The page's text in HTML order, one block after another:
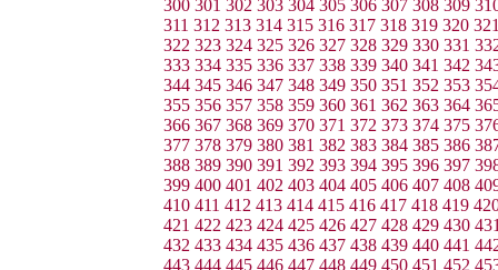
300 301 302 303 304 305 306 307 308 309
311 312 313 314 315 316 317 318 319 320
322 323 324 325 326 327 328 329 330 331
333 334 335 336 337 338 339 340 341 342
344 345 346 347 348 349 350 351 352 353
355 356 357 358 359 360 361 362 363 364
366 367 368 369 370 371 372 373 374 375
377 378 379 380 381 382 383 384 385 386
388 389 390 391 392 393 394 395 396 397
399 400 401 402 403 404 405 406 407 408
410 411 412 413 414 415 416 417 418 419
421 422 423 424 425 426 427 428 429 430
432 433 434 435 436 437 438 439 440 441
443 444 445 446 447 448 449 450 451 452